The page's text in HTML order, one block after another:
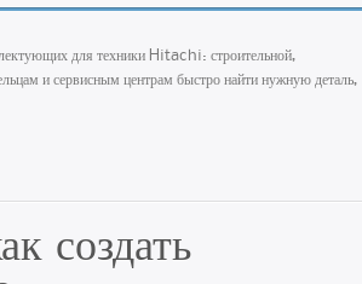
для техники Hitachi: строительной,
и сервисным центрам быстро найти нужную деталь,
создать